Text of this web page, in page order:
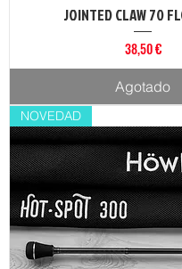
JOINTED CLAW 70
Precio
38,50 €
Agotado
NOVEDAD